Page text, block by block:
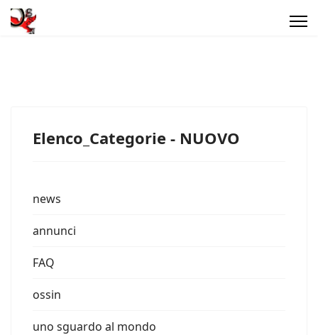
Elenco_Categorie - NUOVO
news
annunci
FAQ
ossin
uno sguardo al mondo